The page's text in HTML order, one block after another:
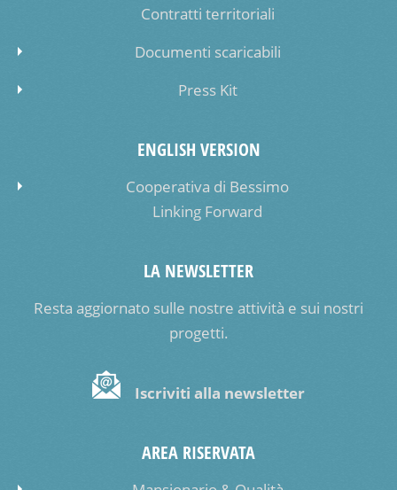
Contratti territoriali
Documenti scaricabili
Press Kit
ENGLISH VERSION
Cooperativa di Bessimo
Linking Forward
LA NEWSLETTER
Resta aggiornato sulle nostre attività e sui nostri
progetti.
Iscriviti alla newsletter
AREA RISERVATA